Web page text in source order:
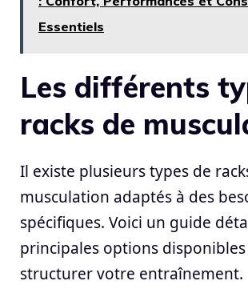
Essentiels
Les différents
racks de
Il existe plusieurs types de
musculation adaptés à des
spécifiques. Voici un guide
principales options
structurer votre entraînement.